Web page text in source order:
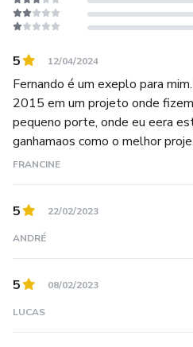
empresas prestadoras de
Durante essa jornada
médias empresas, venceu o
do Sebrae Rio Produtivo e foi
sites como: Pequenas
SEBRAE, Diário do Comércio,
meios de comunicação.
programa Academia Lean Fiat,
grandes fornecedores do grupo
melhorias em concessionárias
Horizonte.
Responsável direto pelo
de mais de 30 mil pessoas em
5 12/04/2024
Fernando é um exeplo para
2015 em um projeto onde
pequeno porte, onde eu eera
ganhamaos como o melhor
FRANCINE
5 22/02/2023
ANDRÉ
5 08/02/2023
LUCAS